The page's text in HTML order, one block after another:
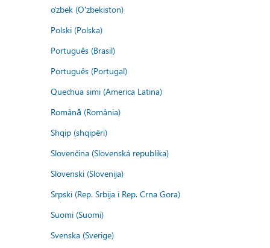
o'zbek (O'zbekiston)
Polski (Polska)
Português (Brasil)
Português (Portugal)
Quechua simi (America Latina)
Română (România)
Shqip (shqipëri)
Slovenčina (Slovenská republika)
Slovenski (Slovenija)
Srpski (Rep. Srbija i Rep. Crna Gora)
Suomi (Suomi)
Svenska (Sverige)